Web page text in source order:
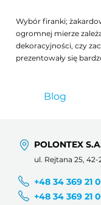
Wybór firanki;
ogromnej mierze
dekoracyjności, czy
prezentowały się
Blog
POLONTEX
ul. Rejtana 25, 42-
+48 34 369 21
+48 34 369 21